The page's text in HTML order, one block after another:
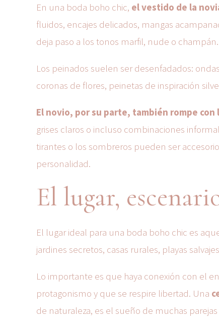
En una boda boho chic, el vestido de la
fluidos, encajes delicados, mangas
deja paso a los tonos marfil, nude o champán.
Los peinados suelen ser desenfadados:
coronas de flores, peinetas de inspiración
El novio, por su parte, también rompe
grises claros o incluso combinaciones
tirantes o los sombreros pueden ser
personalidad.
El lugar,
El lugar ideal para una boda boho chic es
jardines secretos, casas rurales, playas
Lo importante es que haya conexión con el
protagonismo y que se respire libertad. Una
de naturaleza, es el sueño de muchas